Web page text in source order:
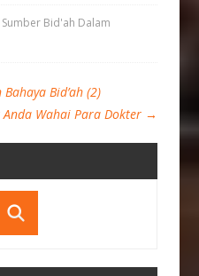
Sumber Bid'ah Dalam
Bid’ah (2)
Wahai Para Dokter →